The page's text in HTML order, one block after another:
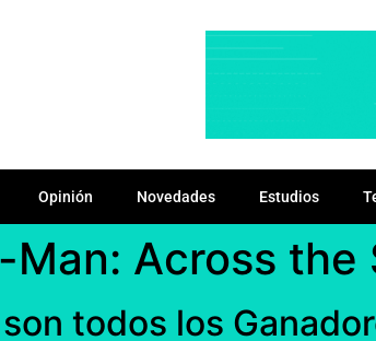
Opinión Novedades Estudios
Man: Across the
todos los